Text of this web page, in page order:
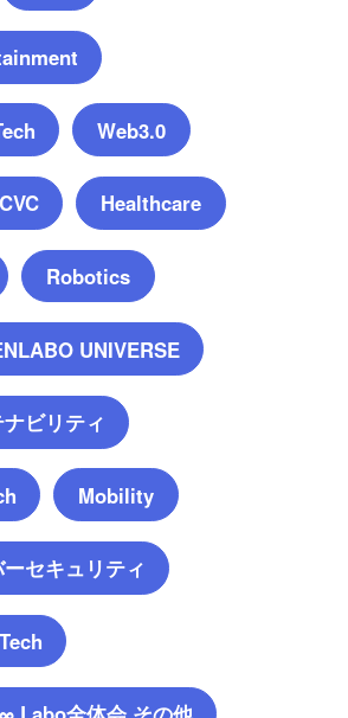
Web3.0
Healthcare
Robotics
UNIVERSE
ビリティ
Mobility
セキュリティ